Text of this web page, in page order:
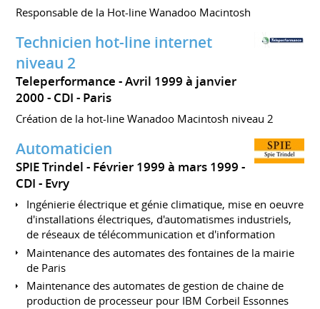
Responsable de la Hot-line Wanadoo Macintosh
Technicien hot-line internet
niveau 2
Teleperformance
Avril 1999 à janvier
2000 CDI Paris
Création de la hot-line Wanadoo Macintosh niveau 2
Automaticien
SPIE Trindel
Février 1999 à mars 1999
CDI
Evry
Ingénierie électrique et génie climatique, mise en oeuvre
d'installations électriques, d'automatismes industriels,
de réseaux de télécommunication et d'information
Maintenance des automates des fontaines de la mairie
de Paris
Maintenance des automates de gestion de chaine de
production de processeur pour IBM Corbeil Essonnes